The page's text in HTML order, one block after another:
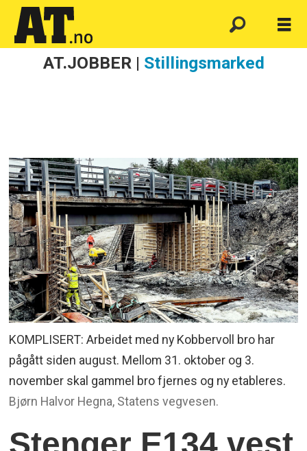
AT.JOBBER | Stillingsmarked
KOMPLISERT: Arbeidet med ny Kobbervoll bro har
pågått siden august. Mellom 31. oktober og 3.
november skal gammel bro fjernes og ny etableres.
Bjørn Halvor Hegna, Statens vegvesen.